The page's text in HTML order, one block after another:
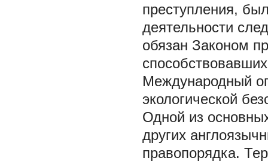
преступления,
деятельности
обязан Законом
Международный
экологической
Одной из
других
правопорядка.